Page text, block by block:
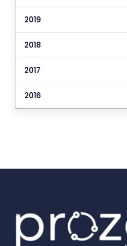
2019
2018
2017
2016